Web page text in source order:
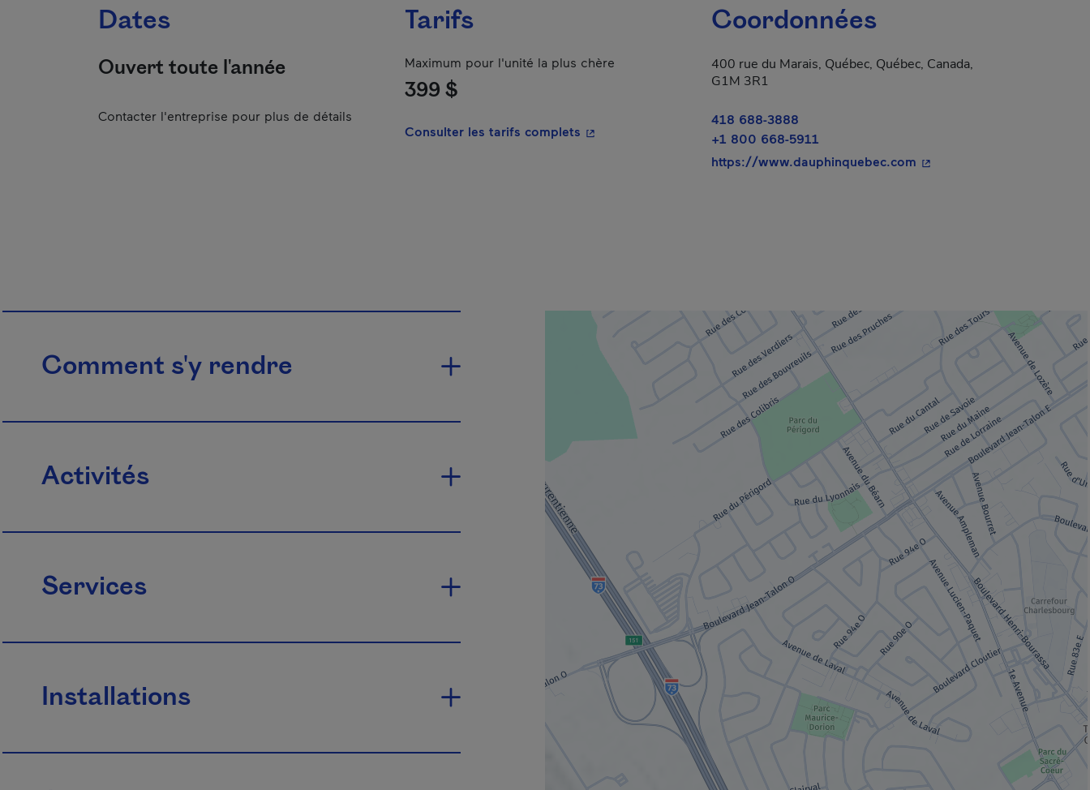
Dates
Ouvert toute l'année
Contacter l'entreprise pour plus de détails
Tarifs
Maximum pour l'unité la plus chère
399 $
Consulter les tarifs complets - Cet hyperlien s'ouvrira dans une nouvelle fenêtre.
Coordonnées
400 rue du Marais, Québec, Québec, Canada,
G1M 3R1
418 688-3888
+1 800 668-5911
https://www.dauphinquebec.com - Cet hyperlien s'ouvrira
Comment s'y rendre
Activités
Services
Installations